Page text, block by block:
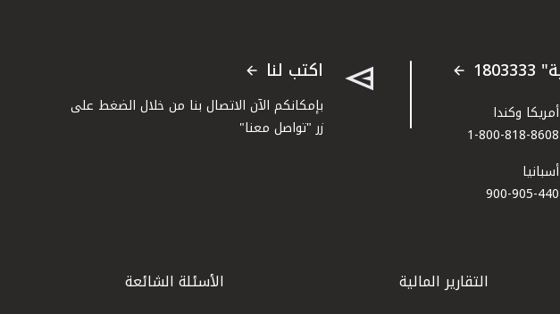
أمريكا وكندا
1-800-818-8608
أسبانيا
900-905-440
اكتب لنا
بإمكانكم الآن الاتصال بنا من خلال الضغط على
زر "تواصل معنا"
التقارير المالية
الأسئلة الشائعة